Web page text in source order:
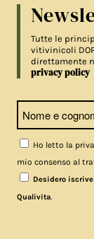
Tutte le
vitivinicoli
direttamente
privacy policy
Ho letto la
mio consenso al
Desidero
Qualivita